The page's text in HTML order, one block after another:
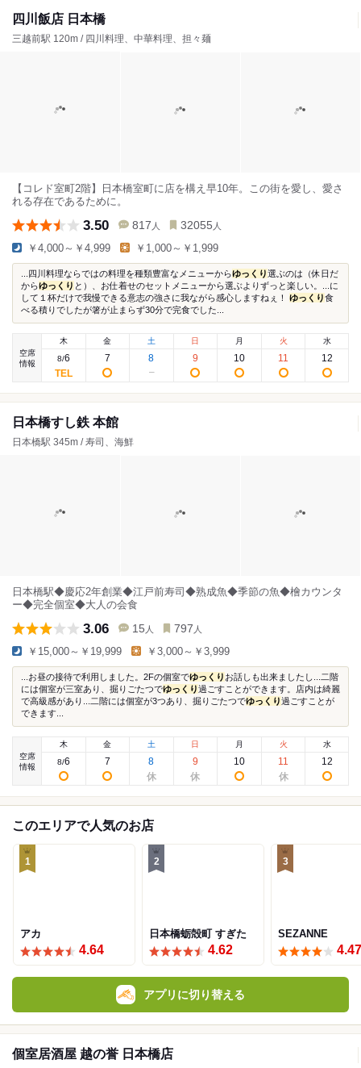
四川飯店 日本橋
三越前駅 120m / 四川料理、中華料理、担々麺
【コレド室町2階】日本橋室町に店を構え早10年。この街を愛し、愛さ
れる存在であるために。
3.50 817 人 32055 人
￥4,000～￥4,999 ￥1,000～￥1,999
...四川料理ならではの料理を種類豊富なメニューからゆっくり選ぶのは（休日だ
からゆっくり と）、お仕着せのセットメニューから選ぶよりずっと楽しい。...に
して１杯だけで我慢できる意志の強さに我ながら感心しますねぇ！ ゆっくり食
べる積りでしたが箸が止まらず30分で完食でした...
空席
情報
木
8/6
金
7
土
8
日
9
月
10
火
11
水
12
日本橋すし鉄 本館
日本橋駅 345m / 寿司、海鮮
日本橋駅◆慶応2年創業◆江戸前寿司◆熟成魚◆季節の魚◆檜カウンタ
ー◆完全個室◆大人の会食
3.06 15 人 797 人
￥15,000～￥19,999 ￥3,000～￥3,999
...お昼の接待で利用しました。2Fの個室でゆっくり お話しも出来ましたし...二階
には個室が三室あり、掘りごたつでゆっくり過ごすことができます。店内は綺麗
で高級感があり...二階には個室が3つあり、掘りごたつでゆっくり過ごすことが
できます...
空席
情報
木
8/6
金
7
土
8
日
9
月
10
火
11
水
12
このエリアで人気のお店
1
アカ
4.64
2
日本橋蛎殻町 すぎた
4.62
3
SEZANNE
4.47
アプリに切り替える
個室居酒屋 越の誉 日本橋店